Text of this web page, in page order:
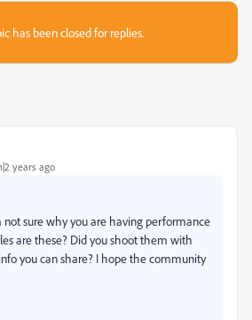
has been closed for replies.
years ago
not sure why you are having performance
are these? Did you shoot them with
you can share? I hope the community